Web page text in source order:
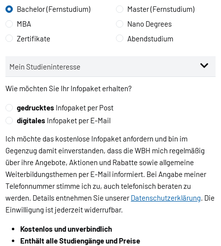
Bachelor (Fernstudium)
Master (Fernstudium)
MBA
Nano Degrees
Zertifikate
Abendstudium
Wie möchten Sie Ihr Infopaket erhalten?
gedrucktes Infopaket per Post
digitales Infopaket per E-Mail
Ich möchte das kostenlose Infopaket anfordern und bin im
Gegenzug damit einverstanden, dass die WBH mich regelmäßig
über ihre Angebote, Aktionen und Rabatte sowie allgemeine
Weiterbildungsthemen per E-Mail informiert. Bei Angabe meiner
Telefonnummer stimme ich zu, auch telefonisch beraten zu
werden. Details entnehmen Sie unsererDatenschutzerklärung. Die
Einwilligung ist jederzeit widerrufbar.
Kostenlos und unverbindlich
Enthält alle Studiengänge und Preise